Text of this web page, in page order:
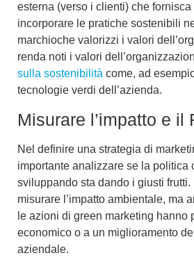
esterna (verso i clienti) che
incorporare le pratiche sostenibili
marchioche valorizzi i valori
renda noti i valori
sulla sostenibilità come, ad
tecnologie verdi dell’azienda.
Misurare l’impatto e il
Nel definire una strategia di
importante analizzare se la politica
sviluppando sta dando i giusti frutti.
misurare l’impatto ambientale, ma
le azioni di green marketing hanno
economico o a un miglioramento
aziendale.